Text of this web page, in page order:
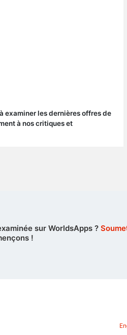
examiner les dernières offres de
à nos critiques et
sur WorldsApps ?
!